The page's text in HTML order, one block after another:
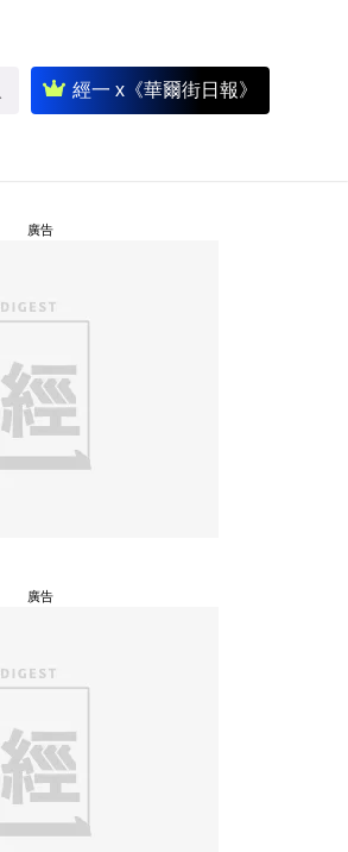
經一 x《華爾街日報》
廣告
廣告